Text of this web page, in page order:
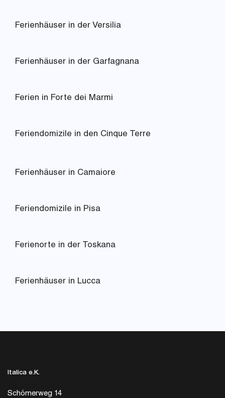
Ferienhäuser in der Versilia
Ferienhäuser in der Garfagnana
Ferien in Forte dei Marmi
Feriendomizile in den Cinque Terre
Ferienhäuser in Camaiore
Feriendomizile in Pisa
Ferienorte in der Toskana
Ferienhäuser in Lucca
Italica e.K.
Schömerweg 14